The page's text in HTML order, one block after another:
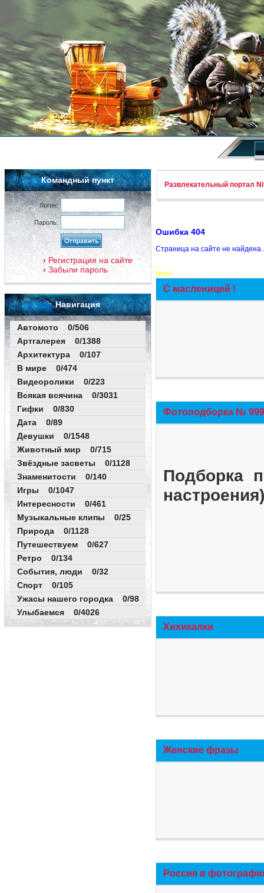
Командный пункт
Логин:
Пароль:
Регистрация на сайте
Забыли пароль
Навигация
Автомото 0/506
Артгалерея 0/1388
Архитектура 0/107
В мире 0/474
Видеоролики 0/223
Всякая всячина 0/3031
Гифки 0/830
Дата 0/89
Девушки 0/1548
Животный мир 0/715
Звёздные засветы 0/1128
Знаменитости 0/140
Игры 0/1047
Интересности 0/461
Музыкальные клипы 0/25
Природа 0/1128
Путешествуем 0/627
Ретро 0/134
События, люди 0/32
Спорт 0/105
Ужасы нашего городка 0/98
Улыбаемся 0/4026
Развлекательный портал
Ошибка 404
Страница на сайте не
New!
С масленицей !
Фотоподборка №
Подборка
Хихикалки
Женские фразы
Россия в